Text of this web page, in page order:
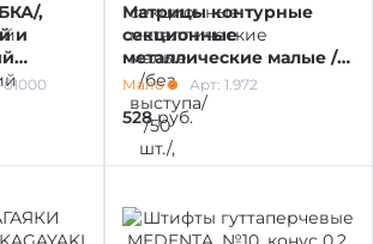
ТУРБИННЫЕ, УГЛОВЫЕ,
К ОБОРУДОВАНИЮ
,
и
01000
Матрицы контурные
секционные
металлические малые /
без выступа/ /50 шт./,
1.972, ТОР ВМ
Мало Арт: 1.972
528руб.